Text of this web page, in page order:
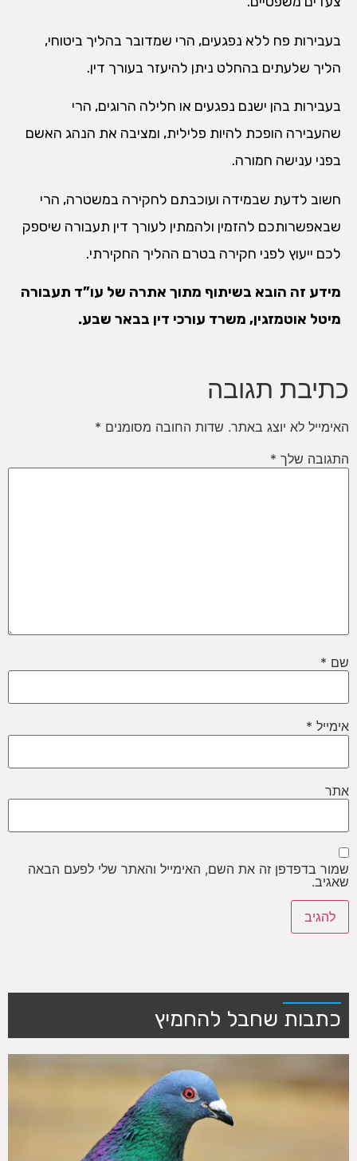
בעבירות פח ללא נפגעים, הרי שמדובר בהליך ביטוחי,
הליך שלעתים בהחלט ניתן להיעזר בעורך דין.
בעבירות בהן ישנם נפגעים או חלילה הרוגים, הרי
שהעבירה הופכת להיות פלילית, ומציבה את הנהג האשם
בפני ענישה חמורה.
חשוב לדעת שבמידה ועוכבתם לחקירה במשטרה, הרי
שבאפשרותכם להזמין ולהמתין לעורך דין תעבורה שיספק
לכם ייעוץ לפני חקירה בטרם ההליך החקירתי.
מידע זה הובא בשיתוף מתוך אתרה של עו”ד תעבורה
מיטל אוטמזגין, משרד עורכי דין בבאר שבע.
כתיבת תגובה
האימייל לא יוצג באתר. שדות החובה מסומנים *
התגובה שלך *
שם *
אימייל *
אתר
שמור בדפדפן זה את השם, האימייל והאתר שלי לפעם הבאה
שאגיב.
כתבות שחבל להחמיץ